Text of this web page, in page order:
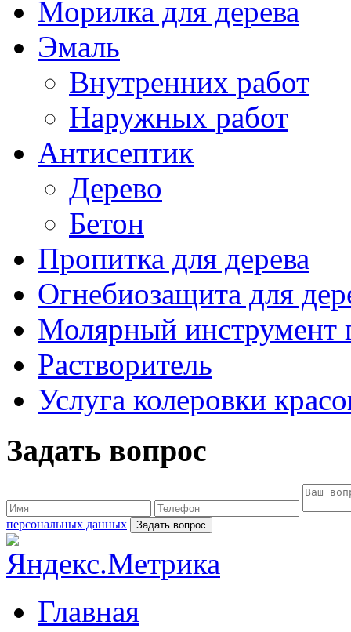
Морилка для дерева
Эмаль
Внутренних работ
Наружных работ
Антисептик
Дерево
Бетон
Пропитка для дерева
Огнебиозащита для
Молярный инструмент
Растворитель
Услуга колеровки
Задать вопрос
персональных данных
Главная